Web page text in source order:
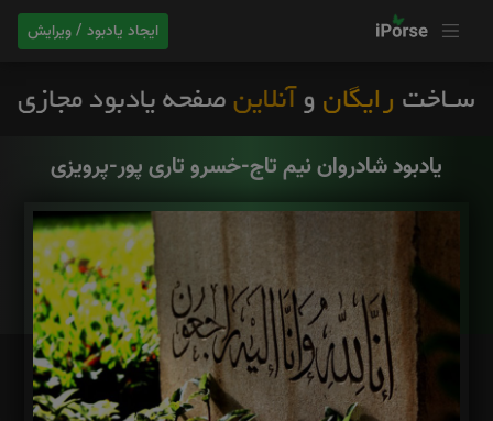
ایجاد یادبود / ویرایش
یادبود شادروان نیم تاج-خسرو تاری پور-پرویزی